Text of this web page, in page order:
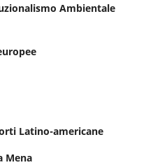
Ambientale
Latino-americane
Mena